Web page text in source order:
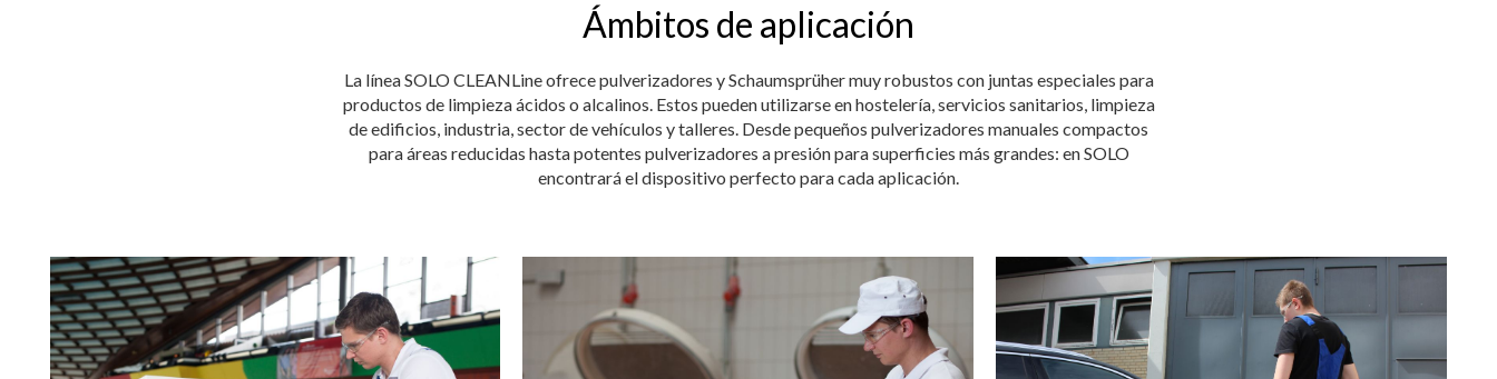
Ámbitos de aplicación
La línea SOLO CLEANLine ofrece pulverizadores y Schaumsprüher muy robustos con juntas especiales para
productos de limpieza ácidos o alcalinos. Estos pueden utilizarse en hostelería, servicios sanitarios, limpieza
de edificios, industria, sector de vehículos y talleres. Desde pequeños pulverizadores manuales compactos
para áreas reducidas hasta potentes pulverizadores a presión para superficies más grandes: en SOLO
encontrará el dispositivo perfecto para cada aplicación.